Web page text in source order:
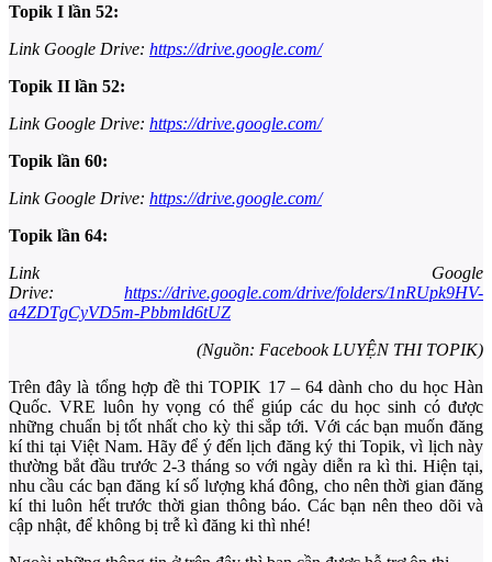
Topik I lần 52:
Link Google Drive: https://drive.google.com/
Topik II lần 52:
Link Google Drive: https://drive.google.com/
Topik lần 60:
Link Google Drive: https://drive.google.com/
Topik lần 64:
Link Google
Drive: https://drive.google.com/drive/folders/1nRUpk9HV-
a4ZDTgCyVD5m-Pbbmld6tUZ
(Nguồn: Facebook LUYỆN THI TOPIK)
Trên đây là tổng hợp đề thi TOPIK 17 – 64 dành cho du học Hàn
Quốc. VRE luôn hy vọng có thể giúp các du học sinh có được
những chuẩn bị tốt nhất cho kỳ thi sắp tới. Với các bạn muốn đăng
kí thi tại Việt Nam. Hãy để ý đến lịch đăng ký thi Topik, vì lịch này
thường bắt đầu trước 2-3 tháng so với ngày diễn ra kì thi. Hiện tại,
nhu cầu các bạn đăng kí số lượng khá đông, cho nên thời gian đăng
kí thi luôn hết trước thời gian thông báo. Các bạn nên theo dõi và
cập nhật, để không bị trễ kì đăng ki thì nhé!